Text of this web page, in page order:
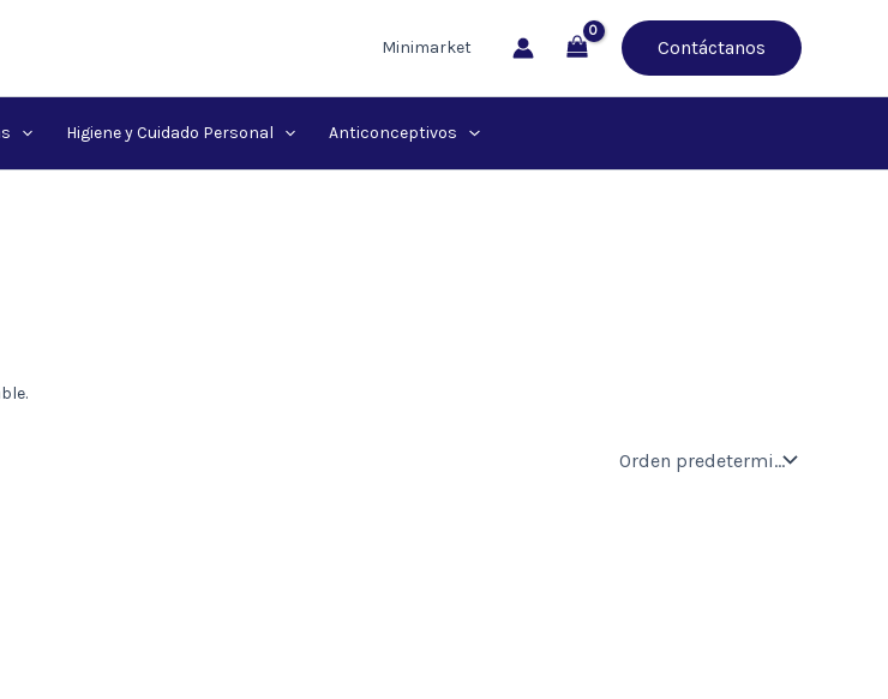
Minimarket Contáctanos
Higiene y Cuidado Personal Anticonceptivos